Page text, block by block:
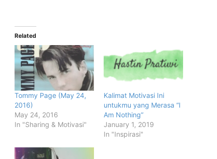
Related
Tommy Page (May 24,
2016)
May 24, 2016
In "Sharing & Motivasi"
Kalimat Motivasi Ini
untukmu yang Merasa “I
Am Nothing”
January 1, 2019
In "Inspirasi"